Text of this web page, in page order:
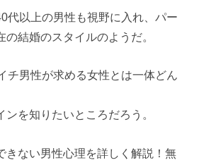
代以上の男性も視野に入れ、パー
の結婚のスタイルのようだ。
チ男性が求める女性とは一体どん
を知りたいところだろう。
きない男性心理を詳しく解説！無